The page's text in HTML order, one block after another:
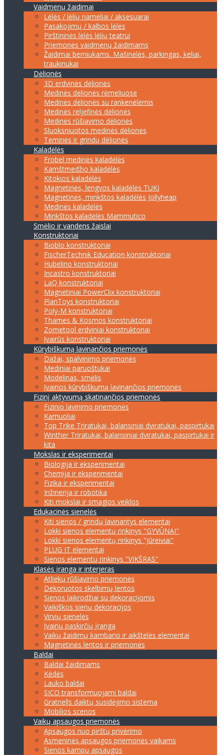
Vaidmenų žaidimai
Lėlės / lėlių nameliai / aksesuarai
Pasakojimų / kalbos lėlės
Pirštininės lėlės lėlių teatrui
Priemonės vaidmenų žaidimams
Žaidimai berniukams. Mašinėlės, parkingas, keliai,
traukinukai
Dėlionės
3D erdvinės dėlionės
Medinės dėlionės rėmeliuose
Medinės dėlionės su rankenėlėmis
Medinės reljefinės dėlionės
Medinės rūšiavimo dėlionės
Sluoksniuotos medinės dėlionės
Teminės ir grindų dėlionės
Kaladėlės
Frobel medinės kaladėlės
Kamštmedžio kaladėlės
Kitokios kaladėlės
Magnetinės, lengvos kaladėlės TUKI
Magnetinės, minkštos kaladėlės Jollyheap
Medinės kaladėlės
Minkštos kaladėlės Mammutico
Smėlio ir vandens žaislai
Konstruktoriai
Bioblo konstruktoriai
FischerTechnik Education konstruktoriai
Hubelino konstruktoriai
Incastro konstruktoriai
LaQ konstruktoriai
Magnetiniai PowerClix konstruktoriai
PlanToys konstruktoriai
Poly-M konstruktoriai
Thames & Kosmos konstruktoriai
Zometool erdviniai konstruktoriai
Įvairūs konstruktoriai
Kūrybiškumą lavinančios priemonės
Dažai, spalvinimo priemonės
Mediniai paruoštukai
Modelinas, smėlis
Įvairios kūrybiškumą lavinančios priemonės
Fizinį aktyvumą skatinančios priemonės
Fizinio lavinimo priemonės
Kamuoliai
Top Trike Triratukai, balansiniai dviratukai, paspirtukai
Winther Triratukai, balansiniai dviratukai, paspirtukai ir
kita
Mokslas ir eksperimentai
Biologija ir eksperimentai
Chemija ir eksperimentai
Fizika ir eksperimentai
Inžinerija ir robotika
Kiti mokslai ir smagios veiklos
Edukacinės sienelės
Kiti sienos / grindų lavinantys elementai
Lokki sienos elementų rinkinys "GYVŪNAI"
Lokki sienos elementų rinkinys "Jūreiviai"
PLUG IT elementai
Sienos elementų rinkinys "VIKŠRAS"
Klasės įranga ir interjeras
Atliekų rūšiavimo priemonės
Dekoruotos skelbimų lentos
Sienos laikrodžiai su dekoracijomis
Vaikiškos sienų dekoracijos
Virvių sienelės
Įvairių paskirčių įranga
Vaikų žaidimų kambario ir aikštelės elementai
Magnetinės lentos ir priemonės
Baldai
Baldai žaidimams
Kėdės
Lauko baldai
SICO transformuojami baldai
Gratnells daiktų susidėjimo sistema
Mobilios scenos
Vaikų apsaugos priemonės
Apsaugos nuo pirštų privėrimo
Asmeninės apsaugos priemonės vaikams
Sienos kampų apsaugos